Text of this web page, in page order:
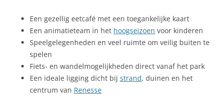
Een gezellig eetcafé met een toegankelijke kaart
Een animatieteam in het hoogseizoen voor kinderen
Speelgelegenheden en veel ruimte om veilig buiten te
spelen
Fiets- en wandelmogelijkheden direct vanaf het park
Een ideale ligging dicht bij strand, duinen en het
centrum van Renesse